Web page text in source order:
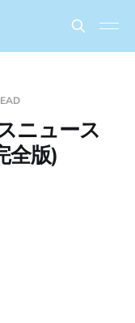
ニュース
全版)